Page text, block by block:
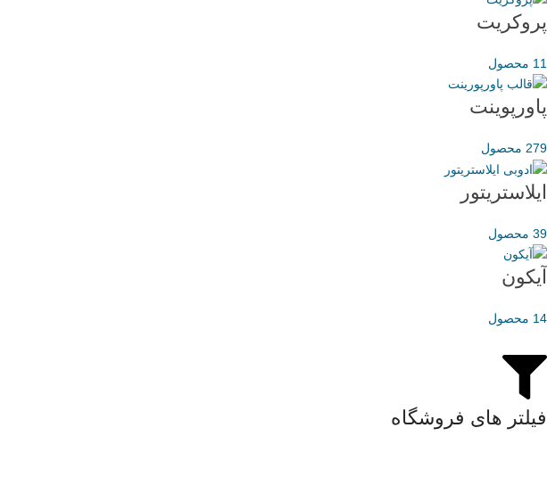
پروکریت
11 محصول
پاورپوینت
279 محصول
ایلاستریتور
39 محصول
آیکون
14 محصول
فیلتر های فروشگاه